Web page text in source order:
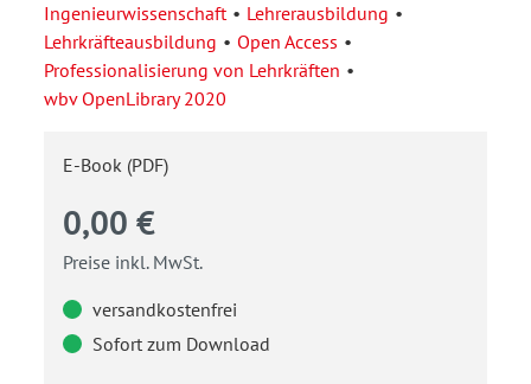
Ingenieurwissenschaft
Lehrerausbildung
Lehrkräfteausbildung
Open Access
Professionalisierung von Lehrkräften
wbv OpenLibrary 2020
E-Book (PDF)
0,00 €
Preise inkl. MwSt.
versandkostenfrei
Sofort zum Download